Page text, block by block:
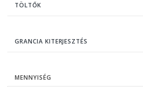
TÖLTŐK
GRANCIA KITERJESZTÉS
MENNYISÉG